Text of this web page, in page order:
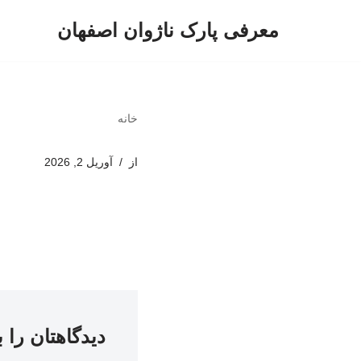
معرفی پارک ناژوان اصفهان
خانه
از آوریل 2, 2026
دیدگاهتان را